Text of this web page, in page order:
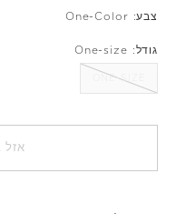
צבע: One-Color
גודל: One-size
ONE-SIZE
אזל